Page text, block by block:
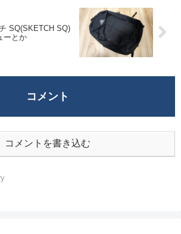
SQ(SKETCH SQ)
ーとか
コメント
コメントを書き込む